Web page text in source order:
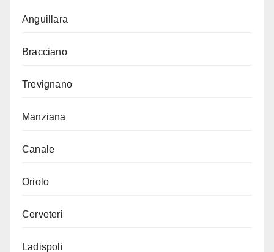
Anguillara
Bracciano
Trevignano
Manziana
Canale
Oriolo
Cerveteri
Ladispoli